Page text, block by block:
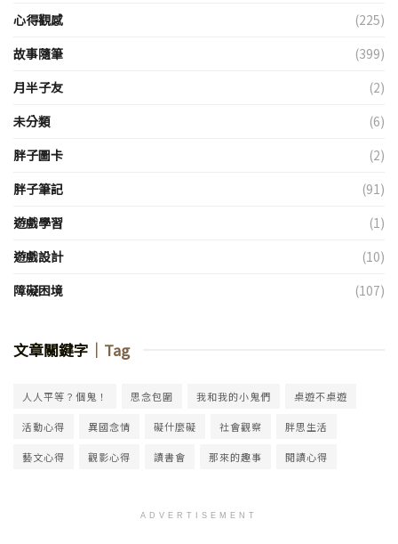
心得觀感
(225)
故事隨筆
(399)
月半子友
(2)
未分類
(6)
胖子圖卡
(2)
胖子筆記
(91)
遊戲學習
(1)
遊戲設計
(10)
障礙困境
(107)
文章關鍵字 ｜Tag
人人平等？個鬼！ 思念包圍 我和我的小鬼們 桌遊不桌遊
活動心得 異國念情 礙什麼礙 社會觀察 胖思生活
藝文心得 觀影心得 讀書會 那來的趣事 閱讀心得
ADVERTISEMENT